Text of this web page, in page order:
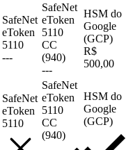
SafeNet
eToken
5110
---
SafeNet
eToken
5110
CC
(940)
---
HSM do
Google
(GCP)
R$
500,00
SafeNet
eToken
5110
SafeNet
eToken
5110
CC
(940)
HSM do
Google
(GCP)